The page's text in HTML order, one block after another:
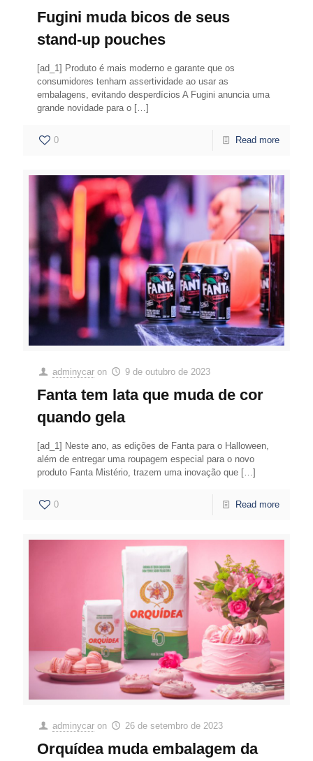
Fugini muda bicos de seus
stand-up pouches
[ad_1] Produto é mais moderno e garante que os
consumidores tenham assertividade ao usar as
embalagens, evitando desperdícios A Fugini anuncia uma
grande novidade para o […]
0 Read more
adminycar on 9 de outubro de 2023
Fanta tem lata que muda de cor
quando gela
[ad_1] Neste ano, as edições de Fanta para o Halloween,
além de entregar uma roupagem especial para o novo
produto Fanta Mistério, trazem uma inovação que […]
0 Read more
adminycar on 26 de setembro de 2023
Orquídea muda embalagem da